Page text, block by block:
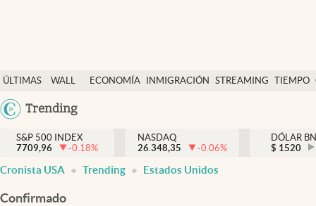
ÚLTIMAS
NOTICIAS
WALL
DÓLAR
ECONOMÍA INMIGRACIÓN STREAMING TIEMPO
México
Trending
Finanzas y economía
Wall Street y dólar
Inmigración
S&P 500 INDEX
7709,96
-0.18%
NASDAQ
26.348,35
-0.06%
DÓLAR
$ 1520
Cronista USA Trending Estados Unidos
Confirmado